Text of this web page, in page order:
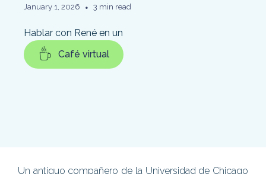
January 1, 2026 • 3 min read
Hablar con René en un
Café virtual
Un antiguo compañero de la Universidad de Chicago